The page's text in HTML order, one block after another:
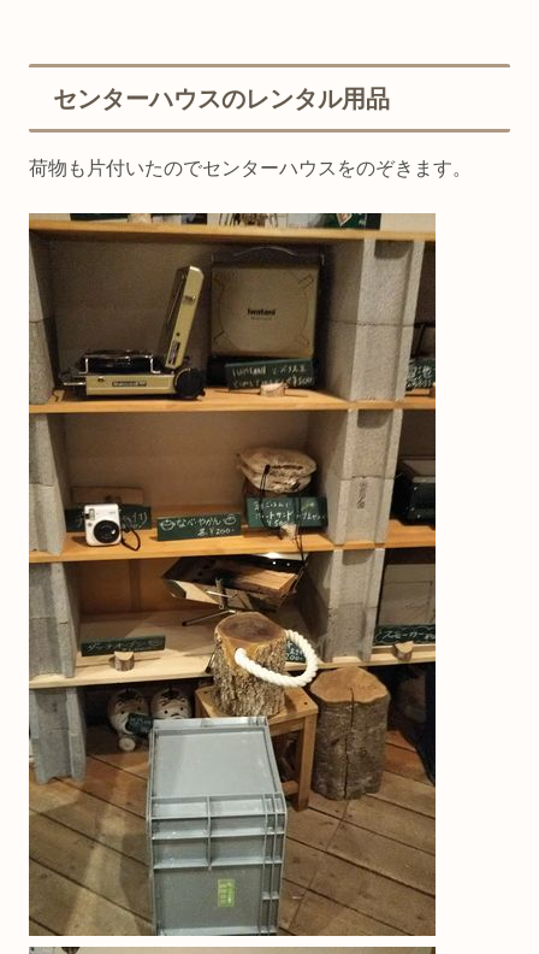
センターハウスのレンタル用品
荷物も片付いたのでセンターハウスをのぞきます。